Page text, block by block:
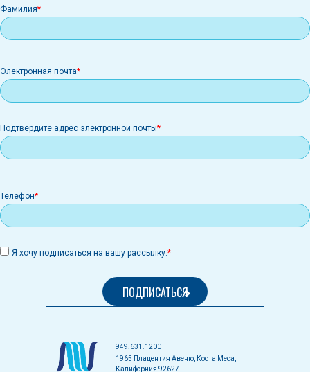
Фамилия
Электронная
почта
Электронная почта
Подтвердите адрес электронной почты
Телефон
Я хочу подписаться на вашу рассылку.
949.631.1200
1965 Плацентия Авеню, Коста Меса,
Калифорния 92627